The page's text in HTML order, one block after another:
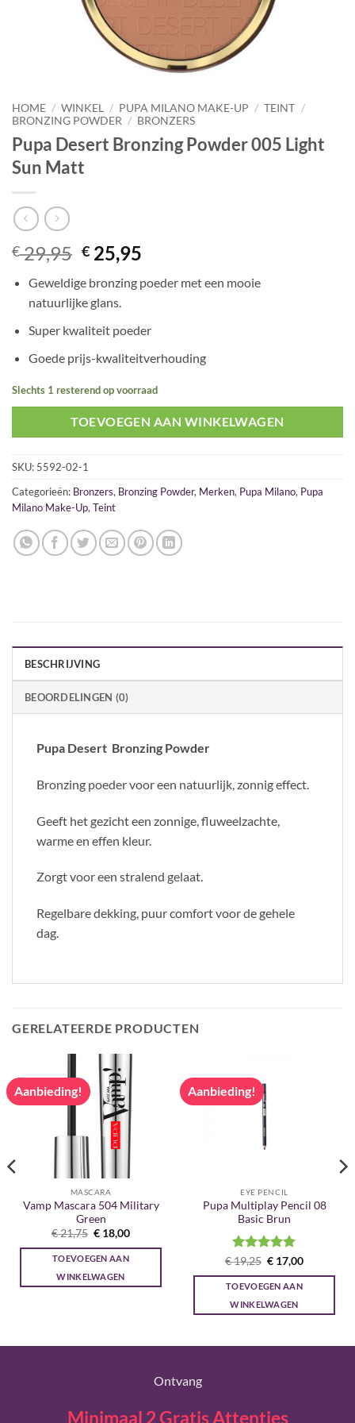
HOME / WINKEL / PUPA MILANO MAKE-UP / TEINT /
BRONZING POWDER / BRONZERS
Pupa Desert Bronzing Powder 005 Light
Sun Matt
€29,95 Oorspronkelijke
prijs
was:
€ 29,95.
€ 25,95
is:
Geweldige bronzing poeder met een mooie
natuurlijke glans.
Super kwaliteit poeder
Goede prijs-kwaliteitverhouding
Slechts 1 resterend op voorraad
TOEVOEGEN AAN WINKELWAGEN
SKU: 5592-02-1
Categorieën: Bronzers, Bronzing Powder, Merken, Pupa Milano, Pupa
Milano Make-Up, Teint
BESCHRIJVING
BEOORDELINGEN (0)
Pupa Desert Bronzing Powder
Bronzing poeder voor een natuurlijk, zonnig effect.
Geeft het gezicht een zonnige, fluweelzachte,
warme en effen kleur.
Zorgt voor een stralend gelaat.
Regelbare dekking, puur comfort voor de gehele
dag.
GERELATEERDE PRODUCTEN
Aanbieding!
MASCARA
Vamp Mascara 504 Military
Green
€21,75 Oorspronkelijke
prijs
was:
€ 21,75.
€ 18,00Huidige
is:
TOEVOEGEN AAN
WINKELWAGEN
Aanbieding!
EYE PENCIL
Pupa Multiplay Pencil 08
Basic Brun
Gewaardeerd
5uit 5
€19,25 Oorspronkelijke
prijs
was:
€ 19,25.
€ 17,00Huidige
is:
TOEVOEGEN AAN
WINKELWAGEN
Ontvang
Minimaal 2 Gratis Attenties